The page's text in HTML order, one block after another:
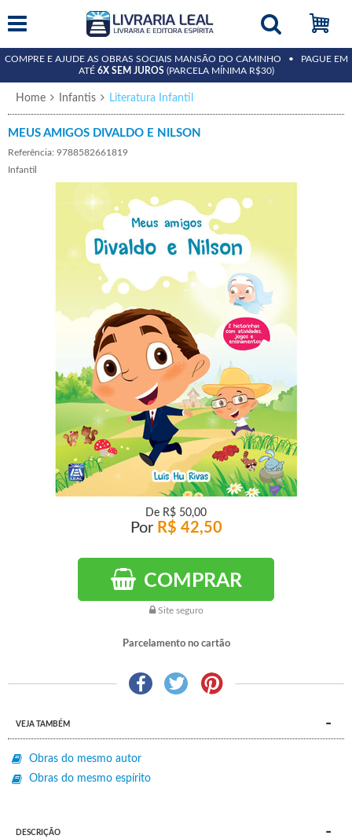
COMPRE E AJUDE AS OBRAS SOCIAIS MANSÃO DO CAMINHO • PAGUE EM
ATÉ 6X SEM JUROS (PARCELA MÍNIMA R$30)
Home Infantis Literatura Infantil
MEUS AMIGOS DIVALDO E NILSON
Referência: 9788582661819
Infantil
De R$ 50,00
Por R$ 42,50
COMPRAR
Site seguro
Parcelamento no cartão
VEJA TAMBÉM
Obras do mesmo autor
Obras do mesmo espírito
DESCRIÇÃO